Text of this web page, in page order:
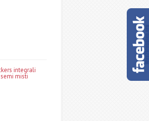
integrali
misti